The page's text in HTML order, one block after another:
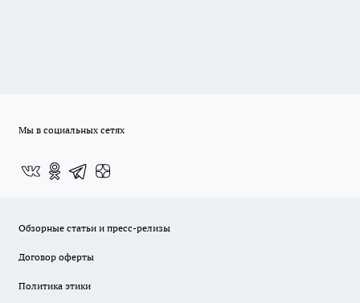
Мы в социальных сетях
Обзорные статьи и пресс-релизы
Договор оферты
Политика этики